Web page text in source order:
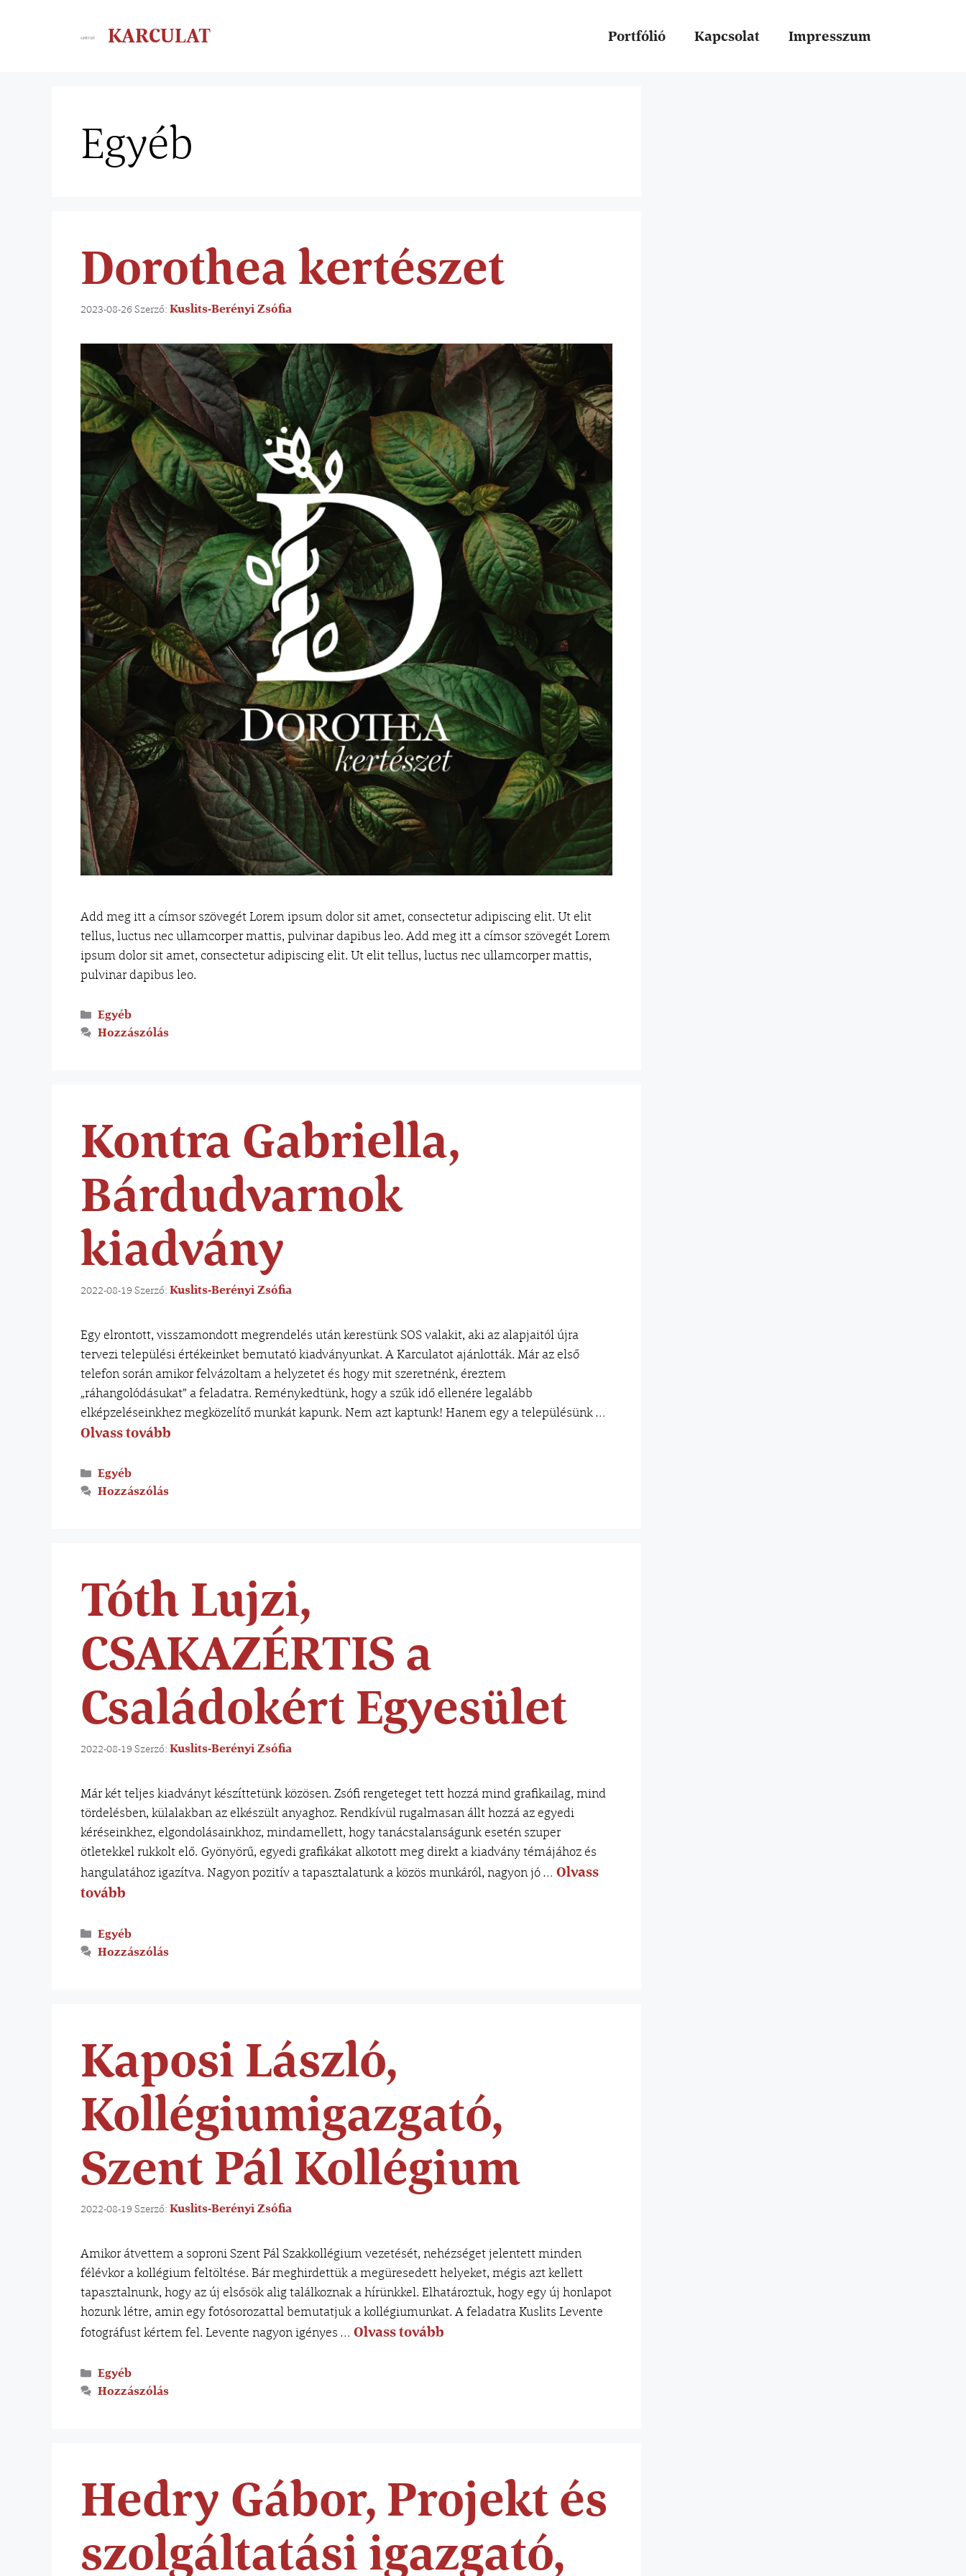
KARCULAT Portfólió Kapcsolat Impresszum
Egyéb
Dorothea kertészet
2023-08-26 Szerző: Kuslits-Berényi Zsófia
Add meg itt a címsor szövegét Lorem ipsum dolor sit amet, consectetur adipiscing elit. Ut elit
tellus, luctus nec ullamcorper mattis, pulvinar dapibus leo. Add meg itt a címsor szövegét Lorem
ipsum dolor sit amet, consectetur adipiscing elit. Ut elit tellus, luctus nec ullamcorper mattis,
pulvinar dapibus leo.
Egyéb
Hozzászólás
Kontra Gabriella,
Bárdudvarnok
kiadvány
2022-08-19 Szerző: Kuslits-Berényi Zsófia
Egy elrontott, visszamondott megrendelés után kerestünk SOS valakit, aki az alapjaitól újra
tervezi települési értékeinket bemutató kiadványunkat. A Karculatot ajánlották. Már az első
telefon során amikor felvázoltam a helyzetet és hogy mit szeretnénk, éreztem
„ráhangolódásukat” a feladatra. Reménykedtünk, hogy a szűk idő ellenére legalább
elképzeléseinkhez megközelítő munkát kapunk. Nem azt kaptunk! Hanem egy a településünk …
Olvass tovább
Egyéb
Hozzászólás
Tóth Lujzi,
CSAKAZÉRTIS a
Családokért Egyesület
2022-08-19 Szerző: Kuslits-Berényi Zsófia
Már két teljes kiadványt készíttetünk közösen. Zsófi rengeteget tett hozzá mind grafikailag, mind
tördelésben, külalakban az elkészült anyaghoz. Rendkívül rugalmasan állt hozzá az egyedi
kéréseinkhez, elgondolásainkhoz, mindamellett, hogy tanácstalanságunk esetén szuper
ötletekkel rukkolt elő. Gyönyörű, egyedi grafikákat alkotott meg direkt a kiadvány témájához és
hangulatához igazítva. Nagyon pozitív a tapasztalatunk a közös munkáról, nagyon jó … Olvass
tovább
Egyéb
Hozzászólás
Kaposi László,
Kollégiumigazgató,
Szent Pál Kollégium
2022-08-19 Szerző: Kuslits-Berényi Zsófia
Amikor átvettem a soproni Szent Pál Szakkollégium vezetését, nehézséget jelentett minden
félévkor a kollégium feltöltése. Bár meghirdettük a megüresedett helyeket, mégis azt kellett
tapasztalnunk, hogy az új elsősök alig találkoznak a hírünkkel. Elhatároztuk, hogy egy új honlapot
hozunk létre, amin egy fotósorozattal bemutatjuk a kollégiumunkat. A feladatra Kuslits Levente
fotográfust kértem fel. Levente nagyon igényes … Olvass tovább
Egyéb
Hozzászólás
Hedry Gábor, Projekt és
szolgáltatási igazgató,